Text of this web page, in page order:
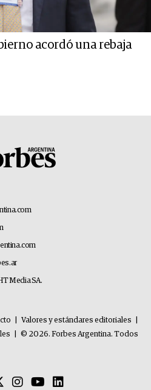
acordó una rebaja
Media SA.
Valores y estándares editoriales
© 2026. Forbes Argentina. Todos